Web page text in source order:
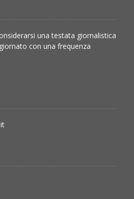
una testata giornalistica
con una frequenza